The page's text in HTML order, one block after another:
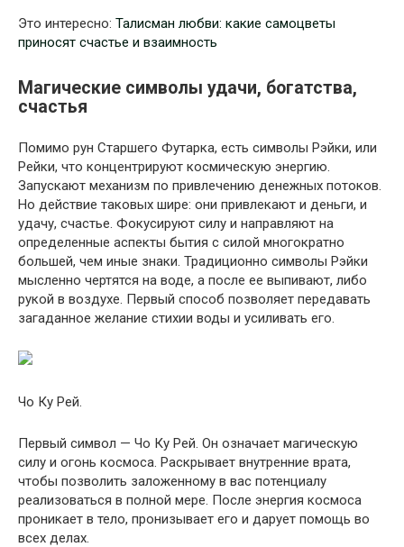
Это интересно: Талисман любви: какие самоцветы
приносят счастье и взаимность
Магические символы удачи, богатства,
счастья
Помимо рун Старшего Футарка, есть символы Рэйки, или
Рейки, что концентрируют космическую энергию.
Запускают механизм по привлечению денежных потоков.
Но действие таковых шире: они привлекают и деньги, и
удачу, счастье. Фокусируют силу и направляют на
определенные аспекты бытия с силой многократно
большей, чем иные знаки. Традиционно символы Рэйки
мысленно чертятся на воде, а после ее выпивают, либо
рукой в воздухе. Первый способ позволяет передавать
загаданное желание стихии воды и усиливать его.
Чо Ку Рей.
Первый символ — Чо Ку Рей. Он означает магическую
силу и огонь космоса. Раскрывает внутренние врата,
чтобы позволить заложенному в вас потенциалу
реализоваться в полной мере. После энергия космоса
проникает в тело, пронизывает его и дарует помощь во
всех делах.